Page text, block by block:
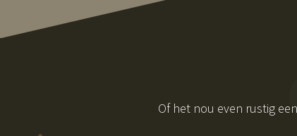
Of het nou even rustig